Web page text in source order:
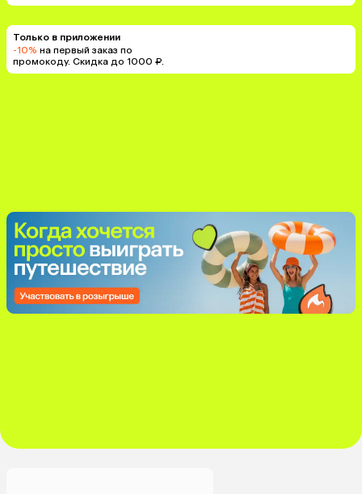
Только в приложении
-10% на первый заказ по
промокоду. Скидка до 1000 ₽.